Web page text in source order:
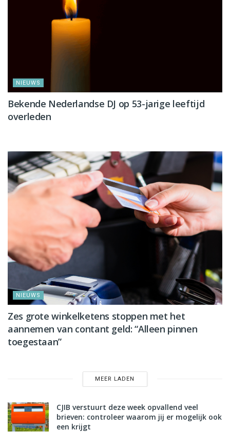
NIEUWS
Bekende Nederlandse DJ op 53-jarige leeftijd
overleden
NIEUWS
Zes grote winkelketens stoppen met het
aannemen van contant geld: “Alleen pinnen
toegestaan”
MEER LADEN
CJIB verstuurt deze week opvallend veel
brieven: controleer waarom jij er mogelijk ook
een krijgt